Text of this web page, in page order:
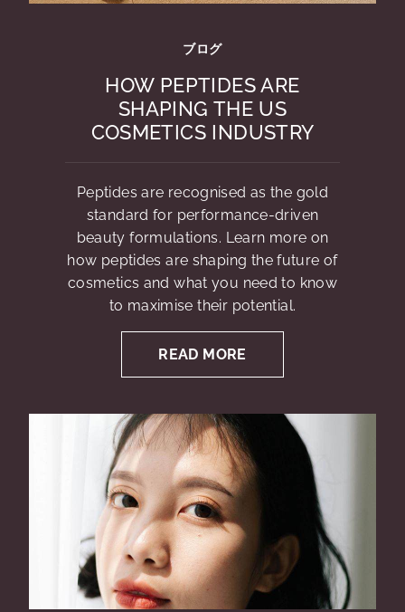
ブログ
HOW PEPTIDES ARE
SHAPING THE US
COSMETICS INDUSTRY
Peptides are recognised as the gold
standard for performance-driven
beauty formulations. Learn more on
how peptides are shaping the future of
cosmetics and what you need to know
to maximise their potential.
READ MORE